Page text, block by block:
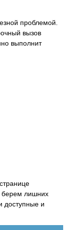
проблемой.
вызов
выполнит
лишних
доступные и